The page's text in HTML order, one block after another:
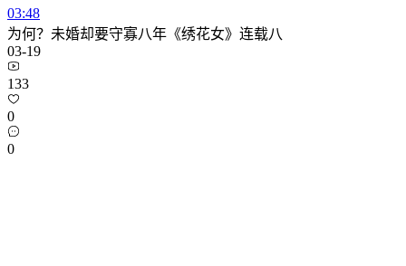
03:48
为何？未婚却要守寡八年《绣花女》连载八
03-19
133
0
0